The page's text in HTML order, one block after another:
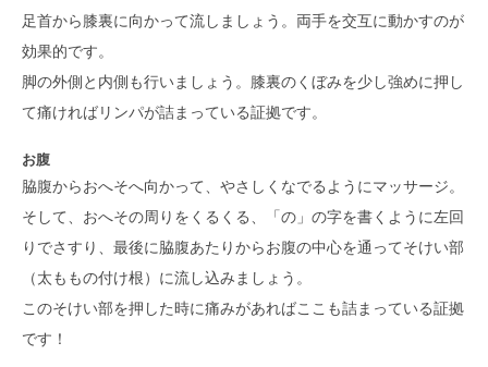
足首から膝裏に向かって流しましょう。両手を交互に動かすのが
効果的です。
脚の外側と内側も行いましょう。膝裏のくぼみを少し強めに押し
て痛ければリンパが詰まっている証拠です。
お腹
脇腹からおへそへ向かって、やさしくなでるようにマッサージ。
そして、おへその周りをくるくる、「の」の字を書くように左回
りでさすり、最後に脇腹あたりからお腹の中心を通ってそけい部
（太ももの付け根）に流し込みましょう。
このそけい部を押した時に痛みがあればここも詰まっている証拠
です！